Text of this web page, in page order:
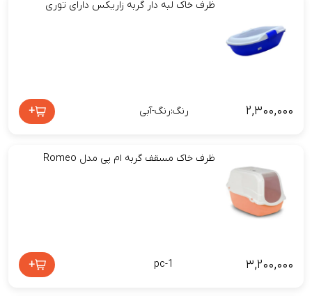
ظرف خاک لبه دار گربه زاریکس دارای توری
۲,۳۰۰,۰۰۰ رنگ:رنگ-آبی +
ظرف خاک مسقف گربه ام پی مدل Romeo
۳,۲۰۰,۰۰۰ pc-1
+